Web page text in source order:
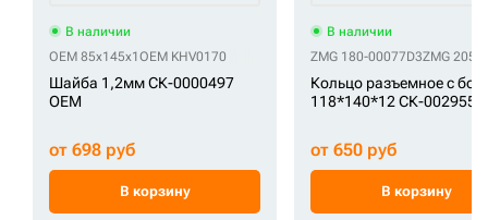
В наличии
OEM 85x145x1 OEM KHV0170
Шайба 1,2мм СК-0000497
OEM
от 698 руб
В корзину
В наличии
ZMG 180-00077D3ZMG 205-
Кольцо разъемное с
118*140*12 СК-0029553
от 650 руб
В корзину